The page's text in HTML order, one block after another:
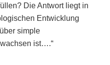
Die Antwort liegt in
Entwicklung
simple
ist….“